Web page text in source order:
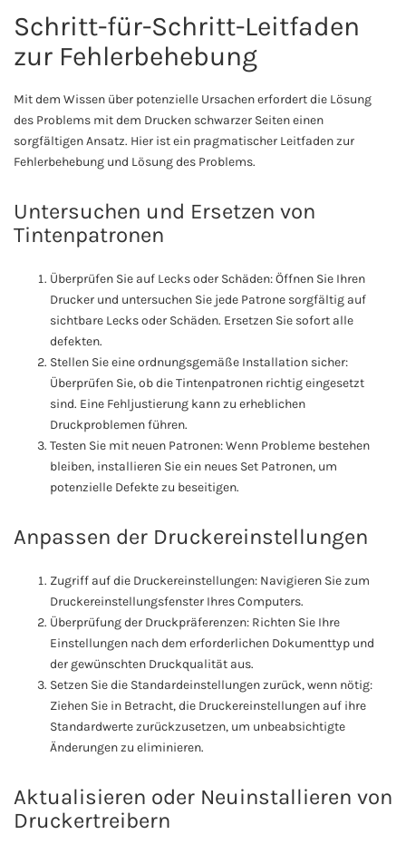
Schritt-für-Schritt-Leitfaden
zur Fehlerbehebung
Mit dem Wissen über potenzielle Ursachen erfordert die Lösung
des Problems mit dem Drucken schwarzer Seiten einen
sorgfältigen Ansatz. Hier ist ein pragmatischer Leitfaden zur
Fehlerbehebung und Lösung des Problems.
Untersuchen und Ersetzen von
Tintenpatronen
Überprüfen Sie auf Lecks oder Schäden: Öffnen Sie Ihren
Drucker und untersuchen Sie jede Patrone sorgfältig auf
sichtbare Lecks oder Schäden. Ersetzen Sie sofort alle
defekten.
Stellen Sie eine ordnungsgemäße Installation sicher:
Überprüfen Sie, ob die Tintenpatronen richtig eingesetzt
sind. Eine Fehljustierung kann zu erheblichen
Druckproblemen führen.
Testen Sie mit neuen Patronen: Wenn Probleme bestehen
bleiben, installieren Sie ein neues Set Patronen, um
potenzielle Defekte zu beseitigen.
Anpassen der Druckereinstellungen
Zugriff auf die Druckereinstellungen: Navigieren Sie zum
Druckereinstellungsfenster Ihres Computers.
Überprüfung der Druckpräferenzen: Richten Sie Ihre
Einstellungen nach dem erforderlichen Dokumenttyp und
der gewünschten Druckqualität aus.
Setzen Sie die Standardeinstellungen zurück, wenn nötig:
Ziehen Sie in Betracht, die Druckereinstellungen auf ihre
Standardwerte zurückzusetzen, um unbeabsichtigte
Änderungen zu eliminieren.
Aktualisieren oder Neuinstallieren von
Druckertreibern